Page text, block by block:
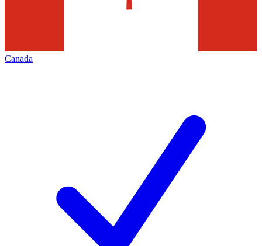
Canada